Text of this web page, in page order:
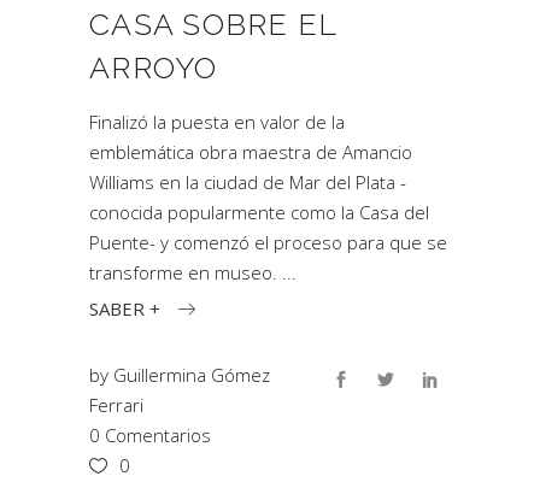
CASA SOBRE EL
ARROYO
Finalizó la puesta en valor de la
emblemática obra maestra de Amancio
Williams en la ciudad de Mar del Plata -
conocida popularmente como la Casa del
Puente- y comenzó el proceso para que se
transforme en museo.
SABER +
by Guillermina Gómez
Ferrari
0 Comentarios
0